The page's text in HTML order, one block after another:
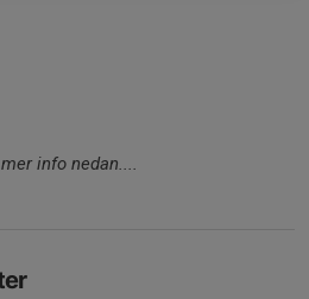
info nedan....